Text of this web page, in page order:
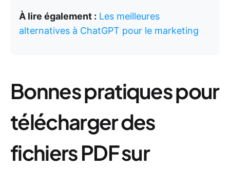
À lire également : Les meilleures
alternatives à ChatGPT pour le marketing
Bonnes pratiques pour
télécharger des
fichiers PDF sur